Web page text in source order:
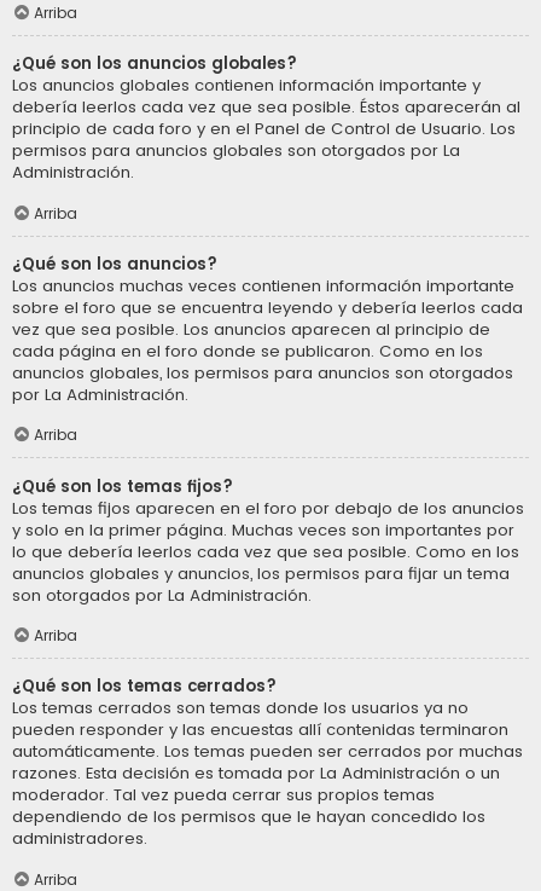
Arriba
¿Qué son los anuncios globales?
Los anuncios globales contienen información importante y
debería leerlos cada vez que sea posible. Éstos aparecerán al
principio de cada foro y en el Panel de Control de Usuario. Los
permisos para anuncios globales son otorgados por La
Administración.
Arriba
¿Qué son los anuncios?
Los anuncios muchas veces contienen información importante
sobre el foro que se encuentra leyendo y debería leerlos cada
vez que sea posible. Los anuncios aparecen al principio de
cada página en el foro donde se publicaron. Como en los
anuncios globales, los permisos para anuncios son otorgados
por La Administración.
Arriba
¿Qué son los temas fijos?
Los temas fijos aparecen en el foro por debajo de los anuncios
y solo en la primer página. Muchas veces son importantes por
lo que debería leerlos cada vez que sea posible. Como en los
anuncios globales y anuncios, los permisos para fijar un tema
son otorgados por La Administración.
Arriba
¿Qué son los temas cerrados?
Los temas cerrados son temas donde los usuarios ya no
pueden responder y las encuestas allí contenidas terminaron
automáticamente. Los temas pueden ser cerrados por muchas
razones. Esta decisión es tomada por La Administración o un
moderador. Tal vez pueda cerrar sus propios temas
dependiendo de los permisos que le hayan concedido los
administradores.
Arriba